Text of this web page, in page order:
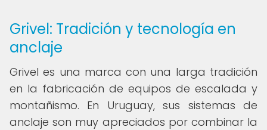
Grivel: Tradición y tecnología en
anclaje
Grivel es una marca con una larga tradición
en la fabricación de equipos de escalada y
montañismo. En Uruguay, sus sistemas de
anclaje son muy apreciados por combinar la